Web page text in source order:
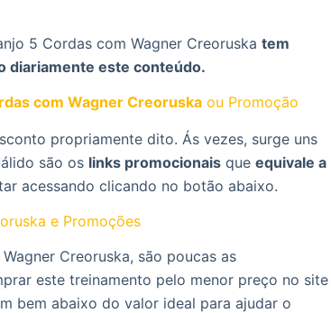
5 Cordas com Wagner Creoruska tem
diariamente este conteúdo.
com Wagner Creoruska ou Promoção
propriamente dito. Ás vezes, surge uns
são os links promocionais que equivale a
acessando clicando no botão abaixo.
e Promoções
Creoruska, são poucas as
este treinamento pelo menor preço no site
bem abaixo do valor ideal para ajudar o